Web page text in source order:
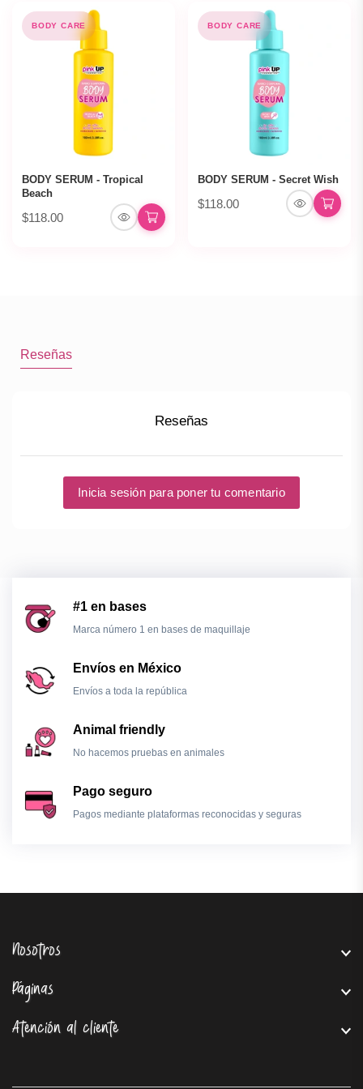
BODY CARE
BODY SERUM - Tropical
Beach
$118.00
BODY CARE
BODY SERUM - Secret Wish
$118.00
Reseñas
Reseñas
Inicia sesión para poner tu comentario
#1 en bases
Marca número 1 en bases de maquillaje
Envíos en México
Envíos a toda la república
Animal friendly
No hacemos pruebas en animales
Pago seguro
Pagos mediante plataformas reconocidas y seguras
Nosotros
Páginas
Atención al cliente